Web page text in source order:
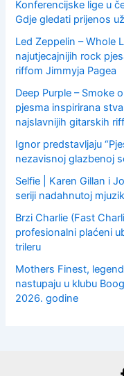
Konferencijske lige u
Gdje gledati prijenos
Led Zeppelin – Whole
najutjecajnijih rock
riffom Jimmyja Pagea
Deep Purple – Smoke
pjesma inspirirana
najslavnijih gitarskih
Ignor predstavljaju
nezavisnoj glazbenoj
Selfie | Karen Gillan i
seriji nadahnutoj
Brzi Charlie (Fast
profesionalni plaćeni
trileru
Mothers Finest,
nastupaju u klubu
2026. godine